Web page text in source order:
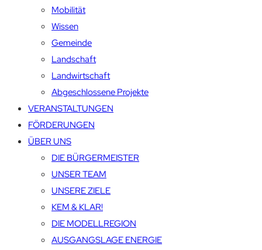
Mobilität
Wissen
Gemeinde
Landschaft
Landwirtschaft
Abgeschlossene Projekte
VERANSTALTUNGEN
FÖRDERUNGEN
ÜBER UNS
DIE BÜRGERMEISTER
UNSER TEAM
UNSERE ZIELE
KEM & KLAR!
DIE MODELLREGION
AUSGANGSLAGE ENERGIE